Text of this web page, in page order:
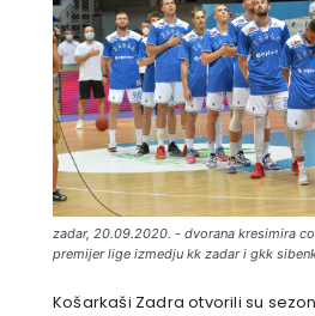
zadar, 20.09.2020. - dvorana kresimira
premijer lige izmedju kk zadar i gkk
Košarkaši Zadra otvorili su